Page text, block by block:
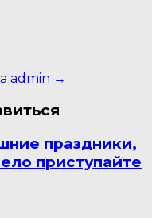
admin →
праздники,
приступайте